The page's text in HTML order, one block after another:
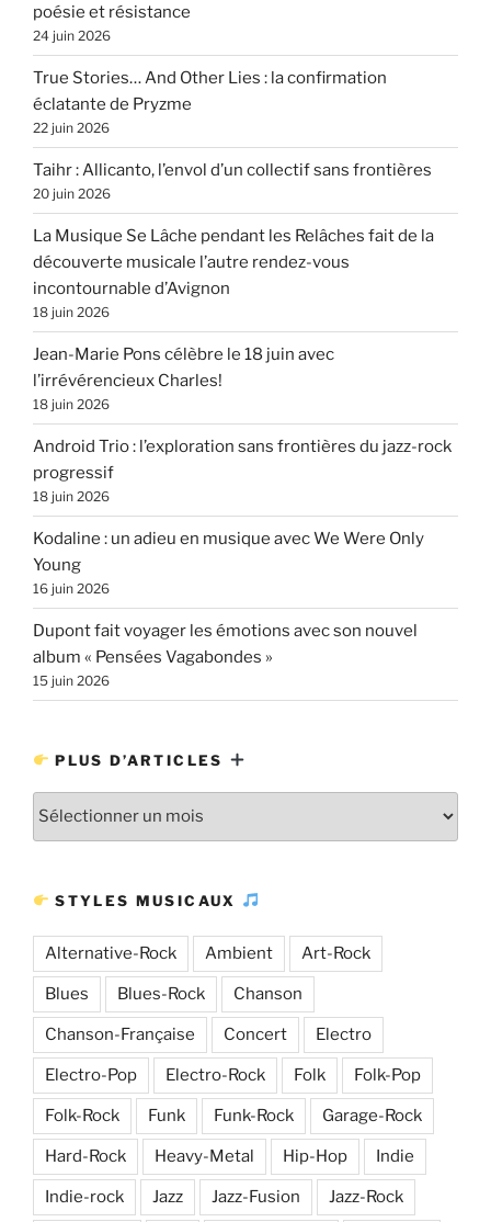
poésie et résistance
24 juin 2026
True Stories… And Other Lies : la confirmation
éclatante de Pryzme
22 juin 2026
Taihr : Allicanto, l’envol d’un collectif sans frontières
20 juin 2026
La Musique Se Lâche pendant les Relâches fait de la
découverte musicale l’autre rendez-vous
incontournable d’Avignon
18 juin 2026
Jean-Marie Pons célèbre le 18 juin avec
l’irrévérencieux Charles!
18 juin 2026
Android Trio : l’exploration sans frontières du jazz-rock
progressif
18 juin 2026
Kodaline : un adieu en musique avec We Were Only
Young
16 juin 2026
Dupont fait voyager les émotions avec son nouvel
album « Pensées Vagabondes »
15 juin 2026
PLUS D’ARTICLES
STYLES MUSICAUX
Alternative-Rock Ambient Art-Rock
Blues Blues-Rock Chanson
Chanson-Française Concert Electro
Electro-Pop Electro-Rock Folk Folk-Pop
Folk-Rock Funk Funk-Rock Garage-Rock
Hard-Rock Heavy-Metal Hip-Hop Indie
Indie-rock Jazz Jazz-Fusion Jazz-Rock